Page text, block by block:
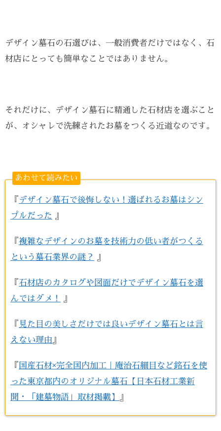
デザイン墓石の石選びは、一般消費者だけではなく、石
材店にとっても簡単なことではありません。
それだけに、デザイン墓石に精通した石材店を選ぶこと
が、オシャレで洗練されたお墓をつくる近道なのです。
あわせて読みたい
『 デザイン墓石で後悔しない！選ばれるお墓はシン
プルだった
』
『 複雑なデザインのお墓を技術力の低い者がつくる
という墓石業界の謎？
』
『 石材店のカタログや図面だけでデザイン墓石を選
んではダメ！
』
『 見た目の美しさだけでは良いデザイン墓石とは言
えない理由 』
『 国産石材×完全国内加工｜庵治石細目など銘石を使
った東京都内のオリジナル墓石【日本石材工業新
聞・「建墓物語」取材掲載】
』